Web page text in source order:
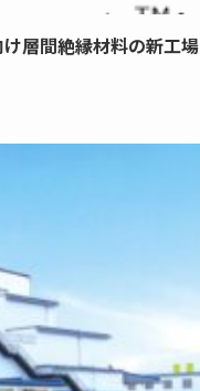
層間絶縁材料の新工場